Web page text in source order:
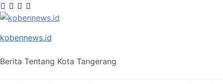
Skip
to
kobennews.id
Berita Tentang Kota Tangerang